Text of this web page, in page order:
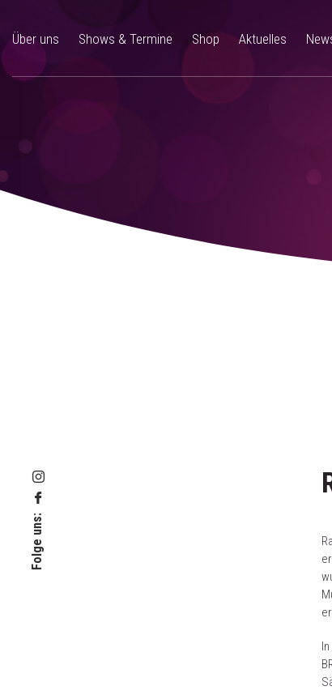
Über uns Shows & Termine Shop Aktuelles
Folge uns: